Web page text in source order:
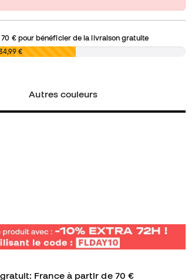
70 €pour bénéficier de la livraison gratuite
€
Autres couleurs
France à partir de 70 €